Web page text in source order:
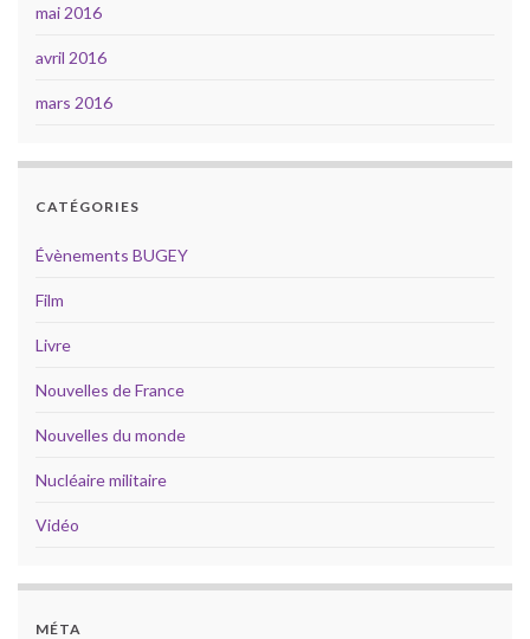
mai 2016
avril 2016
mars 2016
CATÉGORIES
Évènements BUGEY
Film
Livre
Nouvelles de France
Nouvelles du monde
Nucléaire militaire
Vidéo
MÉTA